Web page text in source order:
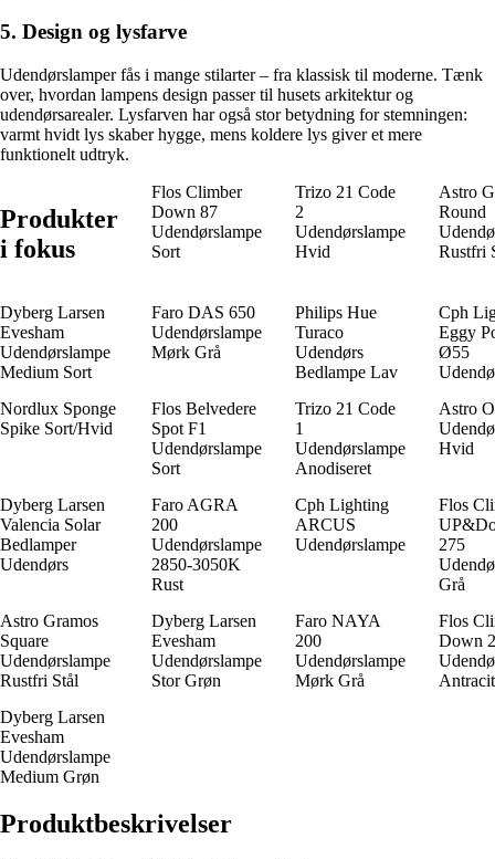
5. Design og lysfarve
Udendørslamper fås i mange stilarter – fra klassisk til moderne. Tænk
over, hvordan lampens design passer til husets arkitektur og
udendørsarealer. Lysfarven har også stor betydning for stemningen:
varmt hvidt lys skaber hygge, mens koldere lys giver et mere
funktionelt udtryk.
Produkter
i fokus
Flos Climber
Down 87
Udendørslampe
Sort
Trizo 21 Code
2
Udendørslampe
Hvid
Astro
Round
Rustfri
Dyberg Larsen
Evesham
Udendørslampe
Medium Sort
Faro DAS 650
Udendørslampe
Mørk Grå
Philips Hue
Turaco
Udendørs
Bedlampe Lav
Cph
Eggy
Ø55
Nordlux Sponge
Spike Sort/Hvid
Flos Belvedere
Spot F1
Udendørslampe
Sort
Trizo 21 Code
1
Udendørslampe
Anodiseret
Astro
Hvid
Dyberg Larsen
Valencia Solar
Bedlamper
Udendørs
Faro AGRA
200
Udendørslampe
2850-3050K
Rust
Cph Lighting
ARCUS
Udendørslampe
Flos
275
Grå
Astro Gramos
Square
Udendørslampe
Rustfri Stål
Dyberg Larsen
Evesham
Udendørslampe
Stor Grøn
Faro NAYA
200
Udendørslampe
Mørk Grå
Flos
Down
Dyberg Larsen
Evesham
Udendørslampe
Medium Grøn
Produktbeskrivelser